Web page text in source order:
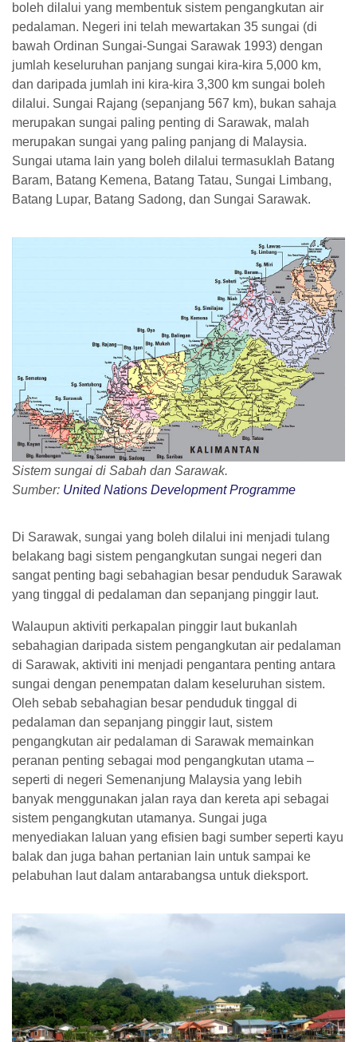
boleh dilalui yang membentuk sistem pengangkutan air
pedalaman. Negeri ini telah mewartakan 35 sungai (di
bawah Ordinan Sungai-Sungai Sarawak 1993) dengan
jumlah keseluruhan panjang sungai kira-kira 5,000 km,
dan daripada jumlah ini kira-kira 3,300 km sungai boleh
dilalui. Sungai Rajang (sepanjang 567 km), bukan sahaja
merupakan sungai paling penting di Sarawak, malah
merupakan sungai yang paling panjang di Malaysia.
Sungai utama lain yang boleh dilalui termasuklah Batang
Baram, Batang Kemena, Batang Tatau, Sungai Limbang,
Batang Lupar, Batang Sadong, dan Sungai Sarawak.
Sistem sungai di Sabah dan Sarawak.
Sumber: United Nations Development Programme
Di Sarawak, sungai yang boleh dilalui ini menjadi tulang
belakang bagi sistem pengangkutan sungai negeri dan
sangat penting bagi sebahagian besar penduduk Sarawak
yang tinggal di pedalaman dan sepanjang pinggir laut.
Walaupun aktiviti perkapalan pinggir laut bukanlah
sebahagian daripada sistem pengangkutan air pedalaman
di Sarawak, aktiviti ini menjadi pengantara penting antara
sungai dengan penempatan dalam keseluruhan sistem.
Oleh sebab sebahagian besar penduduk tinggal di
pedalaman dan sepanjang pinggir laut, sistem
pengangkutan air pedalaman di Sarawak memainkan
peranan penting sebagai mod pengangkutan utama –
seperti di negeri Semenanjung Malaysia yang lebih
banyak menggunakan jalan raya dan kereta api sebagai
sistem pengangkutan utamanya. Sungai juga
menyediakan laluan yang efisien bagi sumber seperti kayu
balak dan juga bahan pertanian lain untuk sampai ke
pelabuhan laut dalam antarabangsa untuk dieksport.